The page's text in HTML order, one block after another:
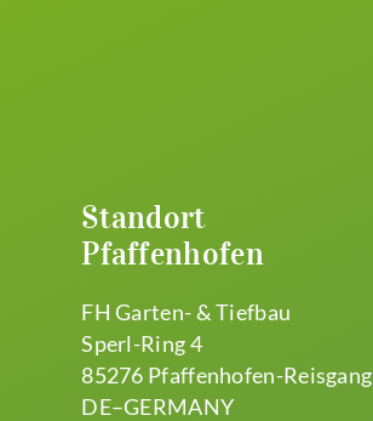
Standort
Pfaffenhofen
FH Garten- & Tiefbau
Sperl-Ring 4
85276 Pfaffenhofen-Reisgang
DE–GERMANY